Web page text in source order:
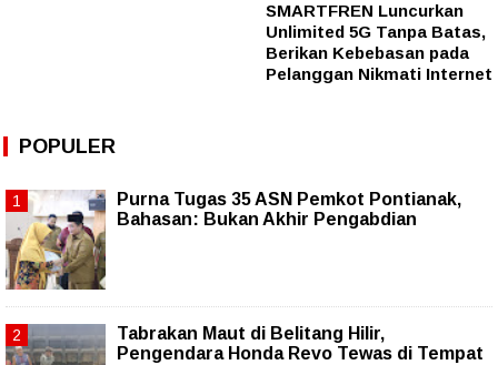
SMARTFREN Luncurkan
Unlimited 5G Tanpa Batas,
Berikan Kebebasan pada
Pelanggan Nikmati Internet
POPULER
Purna Tugas 35 ASN Pemkot Pontianak,
Bahasan: Bukan Akhir Pengabdian
Tabrakan Maut di Belitang Hilir,
Pengendara Honda Revo Tewas di Tempat